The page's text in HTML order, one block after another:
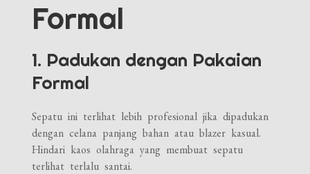
Formal
1. Padukan dengan Pakaian
Formal
Sepatu ini terlihat lebih profesional jika dipadukan
dengan celana panjang bahan atau blazer kasual.
Hindari kaos olahraga yang membuat sepatu
terlihat terlalu santai.